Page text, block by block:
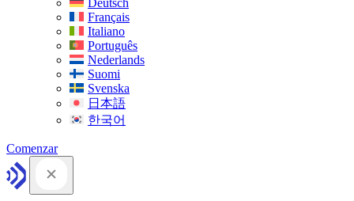
Deutsch
Français
Italiano
Português
Nederlands
Suomi
Svenska
日本語
한국어
Comenzar